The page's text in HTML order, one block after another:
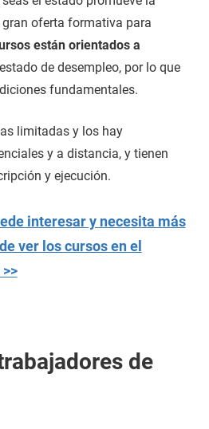
oferta formativa para
están orientados a
de desempleo, por lo que
fundamentales.
limitadas y los hay
y a distancia, y tienen
y ejecución.
interesar y necesita más
ver los cursos en el
de